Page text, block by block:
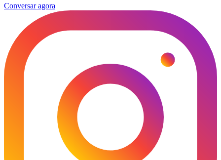
Conversar agora